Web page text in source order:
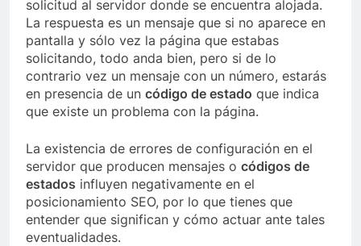
solicitud al servidor donde se encuentra alojada.
La respuesta es un mensaje que si no aparece en
pantalla y sólo vez la página que estabas
solicitando, todo anda bien, pero si de lo
contrario vez un mensaje con un número, estarás
en presencia de un código de estado que indica
que existe un problema con la página.
La existencia de errores de configuración en el
servidor que producen mensajes o códigos de
estados influyen negativamente en el
posicionamiento SEO, por lo que tienes que
entender que significan y cómo actuar ante tales
eventualidades.